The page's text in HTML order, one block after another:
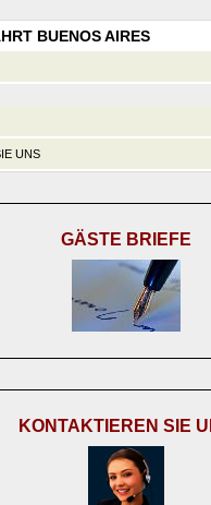
BUENOS AIRES
UNS
GÄSTE BRIEFE
KONTAKTIEREN SIE